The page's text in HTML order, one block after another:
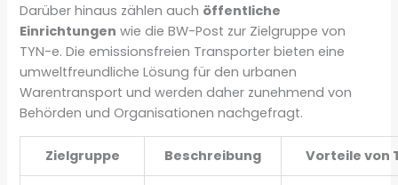
Darüber hinaus zählen auch öffentliche
Einrichtungen wie die BW-Post zur Zielgruppe von
TYN-e. Die emissionsfreien Transporter bieten eine
umweltfreundliche Lösung für den urbanen
Warentransport und werden daher zunehmend von
Behörden und Organisationen nachgefragt.
Zielgruppe Beschreibung Vorteile von